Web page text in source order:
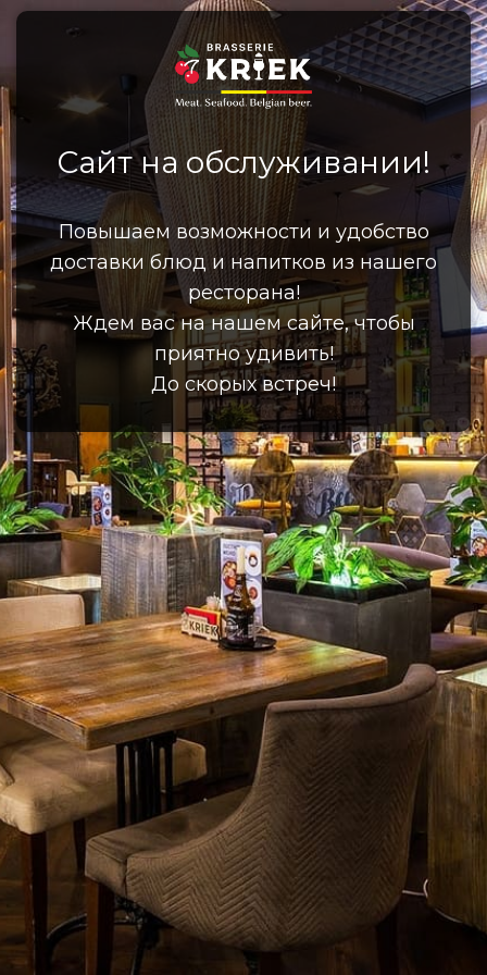
Сайт на обслуживании!
Повышаем возможности и удобство
доставки блюд и напитков из нашего
ресторана!
Ждем вас на нашем сайте, чтобы
приятно удивить!
До скорых встреч!